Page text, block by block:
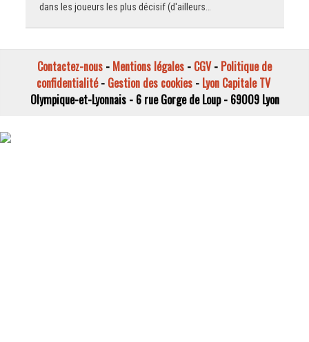
dans les joueurs les plus décisif (d'ailleurs…
Contactez-nous - Mentions légales - CGV- Politique de
confidentialité- Gestion des cookies- Lyon Capitale TV
Olympique-et-Lyonnais - 6 rue Gorge de Loup - 69009 Lyon